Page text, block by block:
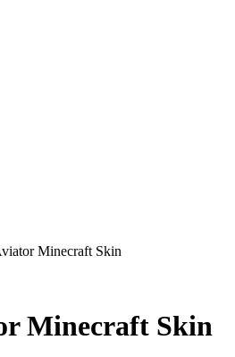
Minecraft Skin
Minecraft Skin